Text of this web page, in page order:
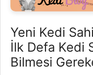
Yeni Kedi
İlk Defa Kedi
Bilmesi